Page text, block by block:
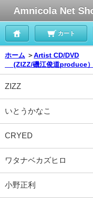
Amnicola Net
カート
ホーム ＞Artist CD/DVD
(ZIZZ/磯江俊道produce）
ZIZZ
いとうかなこ
CRYED
ワタナベカズヒロ
小野正利